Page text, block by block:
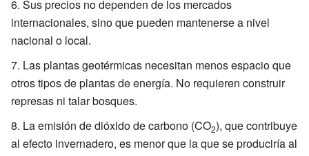
Sus precios no dependen de los mercados
internacionales, sino que pueden mantenerse a nivel
nacional o local.
Las plantas geotérmicas necesitan menos espacio que
otros tipos de plantas de energía. No requieren construir
represas ni talar bosques.
La emisión de dióxido de carbono (CO2), que contribuye
al efecto invernadero, es menor que la que se produciría al